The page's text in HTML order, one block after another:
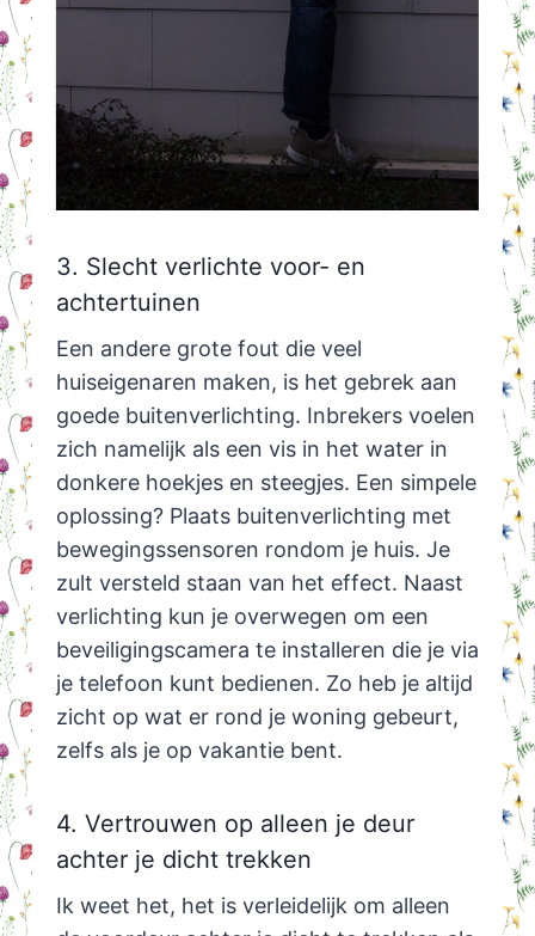
3. Slecht verlichte voor- en
achtertuinen
Een andere grote fout die veel
huiseigenaren maken, is het gebrek aan
goede buitenverlichting. Inbrekers voelen
zich namelijk als een vis in het water in
donkere hoekjes en steegjes. Een simpele
oplossing? Plaats buitenverlichting met
bewegingssensoren rondom je huis. Je
zult versteld staan van het effect. Naast
verlichting kun je overwegen om een
beveiligingscamera te installeren die je via
je telefoon kunt bedienen. Zo heb je altijd
zicht op wat er rond je woning gebeurt,
zelfs als je op vakantie bent.
4. Vertrouwen op alleen je deur
achter je dicht trekken
Ik weet het, het is verleidelijk om alleen